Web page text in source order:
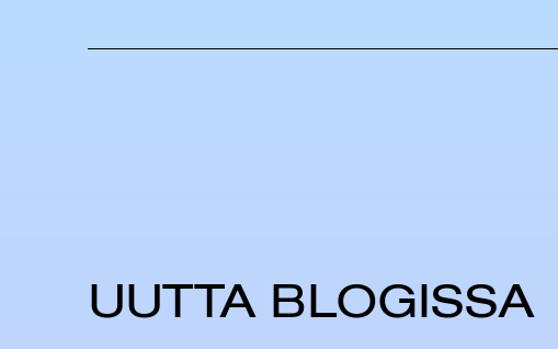
UUTTA BLOGISSA